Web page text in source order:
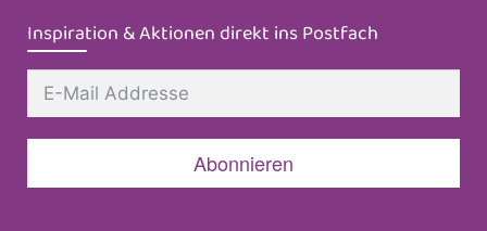
Inspiration & Aktionen direkt ins Postfach
Abonnieren